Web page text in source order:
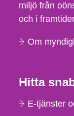
miljö från
och i
Om
Hitta
E-tjänster